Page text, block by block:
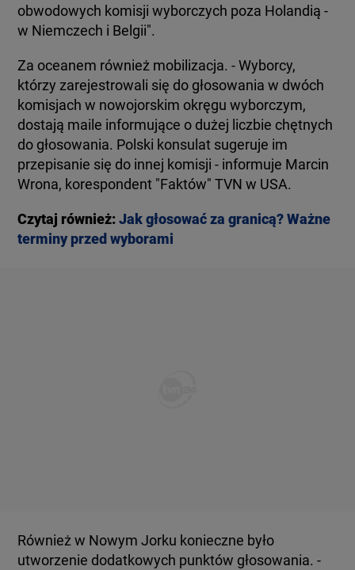
obwodowych komisji wyborczych poza Holandią -
w Niemczech i Belgii".
Za oceanem również mobilizacja. - Wyborcy,
którzy zarejestrowali się do głosowania w dwóch
komisjach w nowojorskim okręgu wyborczym,
dostają maile informujące o dużej liczbie chętnych
do głosowania. Polski konsulat sugeruje im
przepisanie się do innej komisji - informuje Marcin
Wrona, korespondent "Faktów" TVN w USA.
Czytaj również:Jak głosować za granicą? Ważne
terminy przed wyborami
Również w Nowym Jorku konieczne było
utworzenie dodatkowych punktów głosowania. -